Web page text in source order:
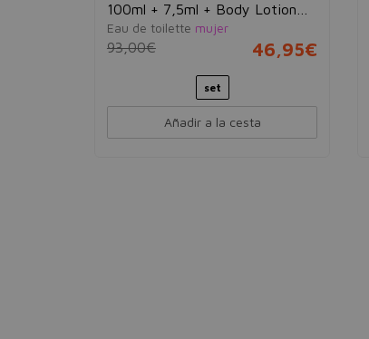
100ml + 7,5ml + Body Lotion
100ml
Eau de toilette mujer
93,00€ 46,95€
set
Añadir a la cesta